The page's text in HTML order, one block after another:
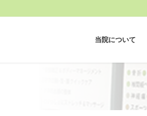
当院について